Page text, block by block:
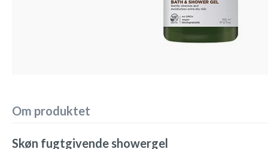
Om produktet
Skøn fugtgivende showergel